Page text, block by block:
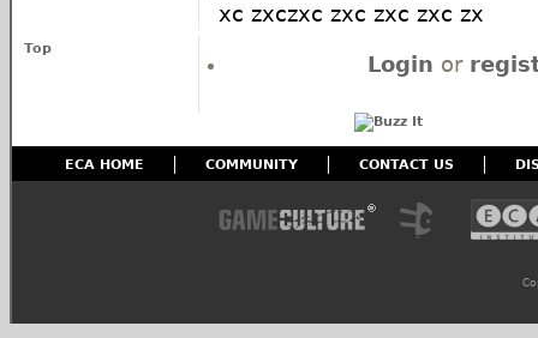
xc zxczxc zxc zxc zxc zx
Top
Login or
ECA HOME COMMUNITY CONTACT US